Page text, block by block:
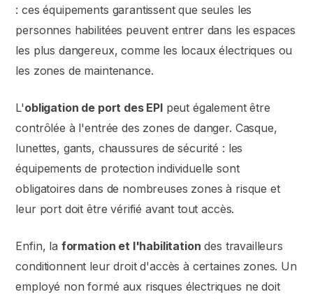
: ces équipements garantissent que seules les
personnes habilitées peuvent entrer dans les espaces
les plus dangereux, comme les locaux électriques ou
les zones de maintenance.
L'obligation de port des EPIpeut également être
contrôlée à l'entrée des zones de danger. Casque,
lunettes, gants, chaussures de sécurité : les
équipements de protection individuelle sont
obligatoires dans de nombreuses zones à risque et
leur port doit être vérifié avant tout accès.
Enfin, la formation et l'habilitation des travailleurs
conditionnent leur droit d'accès à certaines zones. Un
employé non formé aux risques électriques ne doit